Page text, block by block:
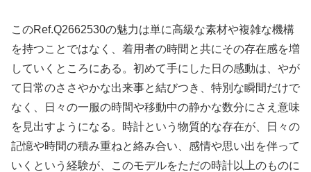
このRef.Q2662530の魅力は単に高級な素材や複雑な機構
を持つことではなく、着用者の時間と共にその存在感を増
していくところにある。初めて手にした日の感動は、やが
て日常のささやかな出来事と結びつき、特別な瞬間だけで
なく、日々の一服の時間や移動中の静かな数分にさえ意味
を見出すようになる。時計という物質的な存在が、日々の
記憶や時間の積み重ねと絡み合い、感情や思い出を伴って
いくという経験が、このモデルをただの時計以上のものに